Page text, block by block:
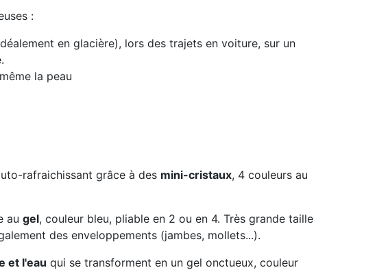
:
en glacière), lors des trajets en voiture, sur un
la peau
rafraichissant grâce à des mini-cristaux, 4 couleurs au
au gel, couleur bleu, pliable en 2 ou en 4. Très grande taille
des enveloppements (jambes, mollets...).
et l'eau qui se transforment en un gel onctueux, couleur